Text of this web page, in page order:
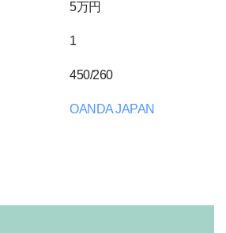
5万円
1
450/260
OANDA JAPAN